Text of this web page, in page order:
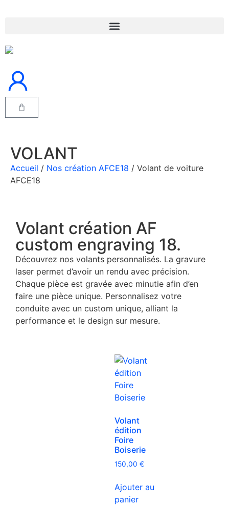
VOLANT
Accueil / Nos création AFCE18 / Volant de voiture
AFCE18
Volant création AF
custom engraving 18.
Découvrez nos volants personnalisés. La gravure
laser permet d’avoir un rendu avec précision.
Chaque pièce est gravée avec minutie afin d’en
faire une pièce unique. Personnalisez votre
conduite avec un custom unique, alliant la
performance et le design sur mesure.
Volant
édition
Foire
Boiserie
150,00 €
Ajouter au
panier